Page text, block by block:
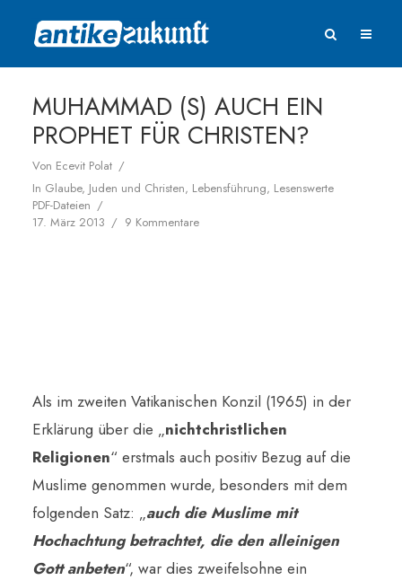
MUHAMMAD (S) AUCH EIN
PROPHET FÜR CHRISTEN?
Von Ecevit Polat
In Glaube, Juden und Christen, Lebensführung, Lesenswerte
PDF-Dateien
17. März 2013
9 Kommentare
Als im zweiten Vatikanischen Konzil (1965) in der
Erklärung über die „nichtchristlichen
Religionen“ erstmals auch positiv Bezug auf die
Muslime genommen wurde, besonders mit dem
folgenden Satz: „auch die Muslime mit
Hochachtung betrachtet, die den alleinigen
Gott anbeten“, war dies zweifelsohne ein